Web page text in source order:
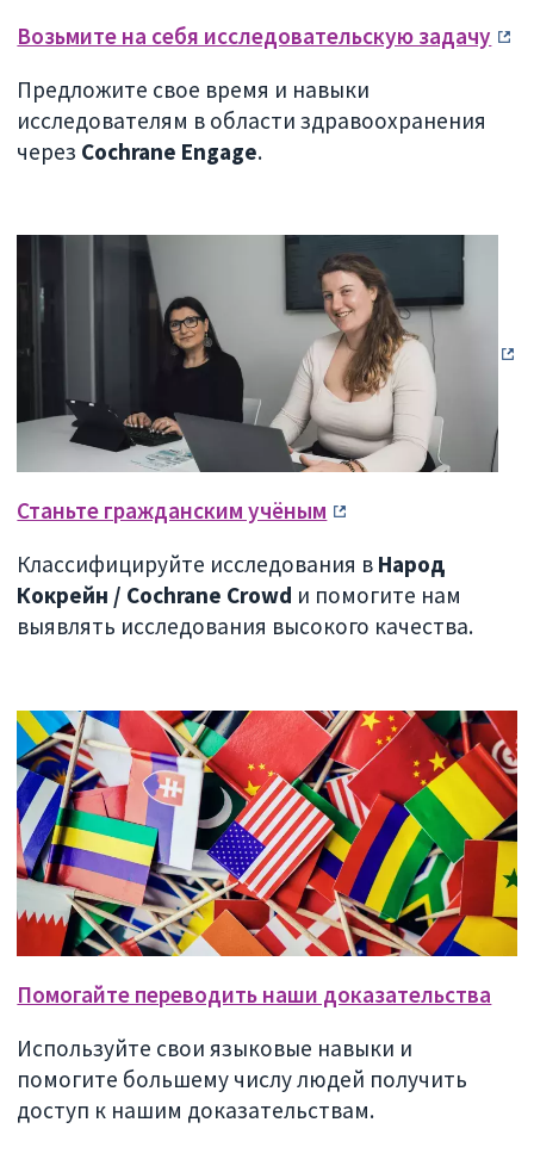
Возьмите на себя исследовательскую задачу
Предложите свое время и навыки
исследователям в области здравоохранения
через Cochrane Engage.
Станьте гражданским учёным
Классифицируйте исследования в Народ
Кокрейн / Cochrane Crowd и помогите нам
выявлять исследования высокого качества.
Помогайте переводить наши доказательства
Используйте свои языковые навыки и
помогите большему числу людей получить
доступ к нашим доказательствам.